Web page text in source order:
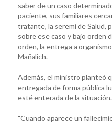
saber de un caso
paciente, sus familiares
tratante, la seremi de Salud,
sobre ese caso y bajo orden
orden, la entrega a
Mañalich.
Además, el ministro planteó
entregada de forma pública
esté enterada de la situación.
"Cuando aparece un